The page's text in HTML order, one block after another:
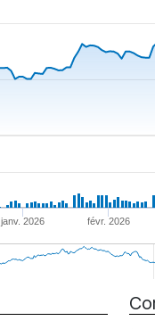
janv. 2026 févr. 2026